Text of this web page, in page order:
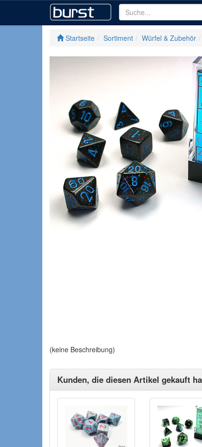
Startseite Sortiment Würfel & Zubehör
(keine Beschreibung)
Kunden, die diesen Artikel gekauft